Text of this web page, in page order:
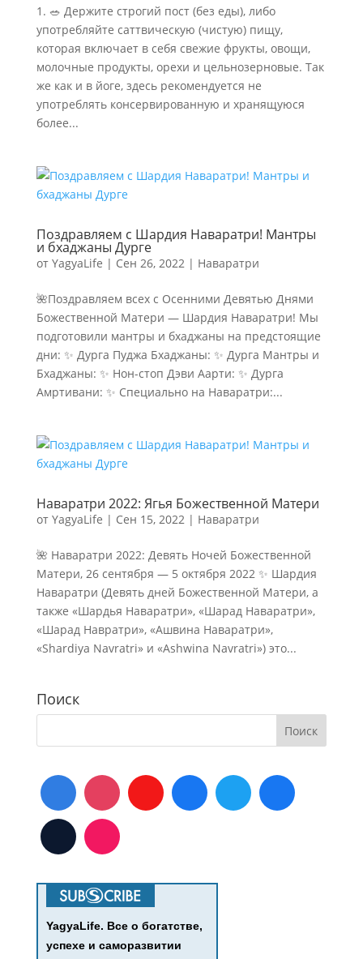
1. 🥗 Держите строгий пост (без еды), либо
употребляйте саттвическую (чистую) пищу,
которая включает в себя свежие фрукты, овощи,
молочные продукты, орехи и цельнозерновые. Так
же как и в йоге, здесь рекомендуется не
употреблять консервированную и хранящуюся
более...
Поздравляем с Шардия Наваратри! Мантры
и бхаджаны Дурге
от YagyaLife | Сен 26, 2022| Наваратри
🌺Поздравляем всех с Осенними Девятью Днями
Божественной Матери — Шардия Наваратри! Мы
подготовили мантры и бхаджаны на предстоящие
дни: ✨ Дурга Пуджа Бхаджаны: ✨ Дурга Мантры и
Бхаджаны: ✨ Нон-стоп Дэви Аарти: ✨ Дурга
Амртивани: ✨ Специально на Наваратри:...
Наваратри 2022: Ягья Божественной Матери
от YagyaLife | Сен 15, 2022| Наваратри
🌺 Наваратри 2022: Девять Ночей Божественной
Матери, 26 сентября — 5 октября 2022 ✨ Шардия
Наваратри (Девять дней Божественной Матери, а
также «Шардья Наваратри», «Шарад Наваратри»,
«Шарад Навратри», «Ашвина Наваратри»,
«Shardiya Navratri» и «Ashwina Navratri») это...
Поиск
YagyaLife. Все о богатстве,
успехе и саморазвитии